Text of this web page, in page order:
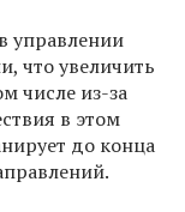
управлении
что увеличить
числе из-за
в этом
до конца